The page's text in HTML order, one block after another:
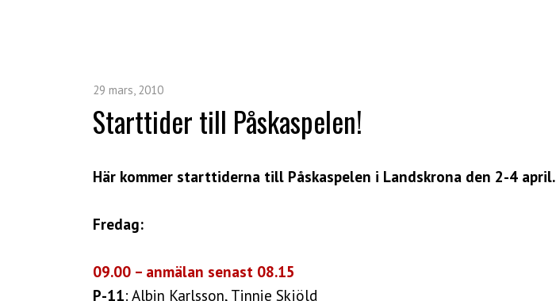
29 mars, 2010
Starttider till Påskaspelen!
Här kommer starttiderna till Påskaspelen i Landskrona den 2-4 april.
Fredag:
09.00 – anmälan senast 08.15
P-11: Albin Karlsson, Tinnie Skjöld